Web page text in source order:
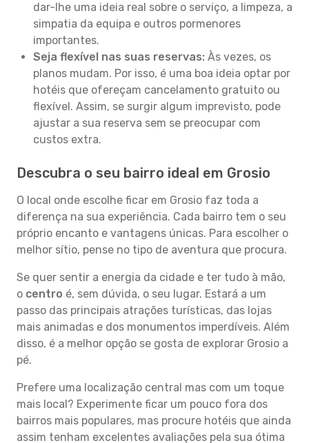
dar-lhe uma ideia real sobre o serviço, a limpeza, a
simpatia da equipa e outros pormenores
importantes.
Seja flexível nas suas reservas: Às vezes, os
planos mudam. Por isso, é uma boa ideia optar por
hotéis que ofereçam cancelamento gratuito ou
flexível. Assim, se surgir algum imprevisto, pode
ajustar a sua reserva sem se preocupar com
custos extra.
Descubra o seu bairro ideal em Grosio
O local onde escolhe ficar em Grosio faz toda a
diferença na sua experiência. Cada bairro tem o seu
próprio encanto e vantagens únicas. Para escolher o
melhor sítio, pense no tipo de aventura que procura.
Se quer sentir a energia da cidade e ter tudo à mão,
o centro é, sem dúvida, o seu lugar. Estará a um
passo das principais atrações turísticas, das lojas
mais animadas e dos monumentos imperdíveis. Além
disso, é a melhor opção se gosta de explorar Grosio a
pé.
Prefere uma localização central mas com um toque
mais local? Experimente ficar um pouco fora dos
bairros mais populares, mas procure hotéis que ainda
assim tenham excelentes avaliações pela sua ótima